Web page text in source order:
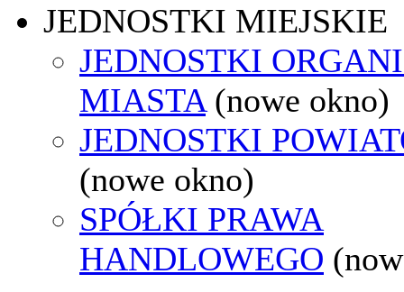
JEDNOSTKI MIEJSKIE
JEDNOSTKI
MIASTA (nowe okno)
JEDNOSTKI
(nowe okno)
SPÓŁKI PRAWA
HANDLOWEGO